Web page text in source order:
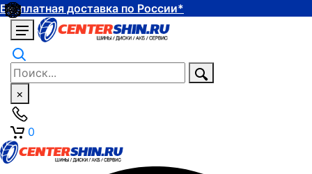
Бесплатная доставка по России*
×
0